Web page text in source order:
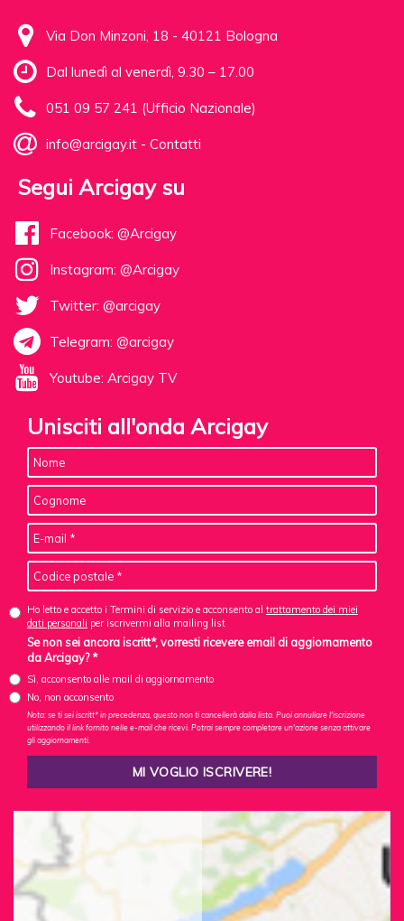
Via Don Minzoni, 18 - 40121 Bologna
Dal lunedì al venerdì, 9.30 – 17.00
051 09 57 241 (Ufficio Nazionale)
info@arcigay.it - Contatti
Segui Arcigay su
Facebook: @Arcigay
Instagram: @Arcigay
Twitter: @arcigay
Telegram: @arcigay
Youtube: Arcigay TV
Unisciti all'onda Arcigay
Ho letto e accetto i Termini di servizio e acconsento al trattamento dei miei
dati personali per iscrivermi alla mailing list
Se non sei ancora iscritt*, vorresti ricevere email di aggiornamento
da Arcigay? *
Sì, acconsento alle mail di aggiornamento
No, non acconsento
Nota: se ti sei iscritt* in precedenza, questo non ti cancellerà dalla lista. Puoi annullare l'iscrizione
utilizzando il link fornito nelle e-mail che ricevi. Potrai sempre completare un'azione senza attivare
gli aggiornamenti.